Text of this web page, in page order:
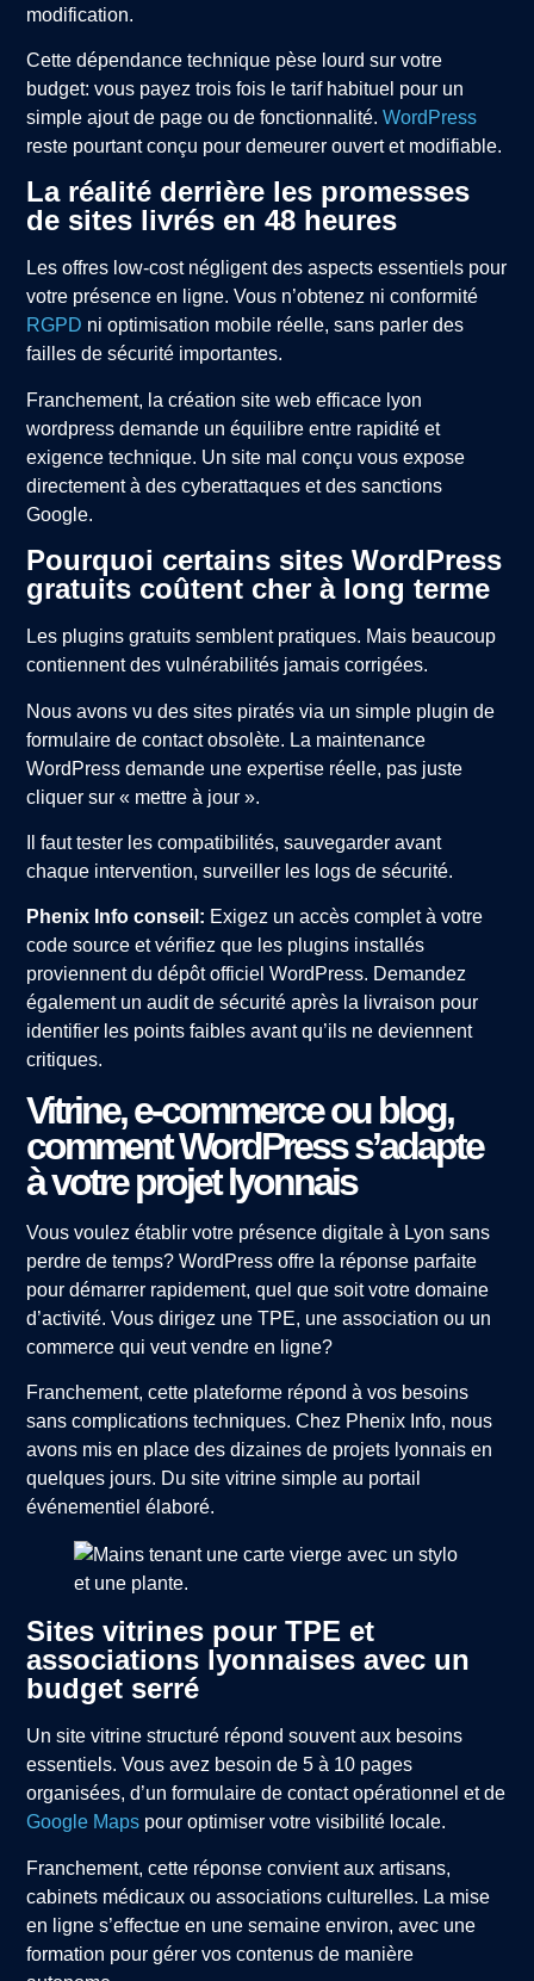
modification.
Cette dépendance technique pèse lourd sur votre
budget: vous payez trois fois le tarif habituel pour un
simple ajout de page ou de fonctionnalité.WordPress
reste pourtant conçu pour demeurer ouvert et modifiable.
La réalité derrière les promesses
de sites livrés en 48 heures
Les offres low-cost négligent des aspects essentiels pour
votre présence en ligne. Vous n’obtenez ni conformité
RGPD ni optimisation mobile réelle, sans parler des
failles de sécurité importantes.
Franchement, la création site web efficace lyon
wordpress demande un équilibre entre rapidité et
exigence technique. Un site mal conçu vous expose
directement à des cyberattaques et des sanctions
Google.
Pourquoi certains sites WordPress
gratuits coûtent cher à long terme
Les plugins gratuits semblent pratiques. Mais beaucoup
contiennent des vulnérabilités jamais corrigées.
Nous avons vu des sites piratés via un simple plugin de
formulaire de contact obsolète. La maintenance
WordPress demande une expertise réelle, pas juste
cliquer sur « mettre à jour ».
Il faut tester les compatibilités, sauvegarder avant
chaque intervention, surveiller les logs de sécurité.
Phenix Info conseil: Exigez un accès complet à votre
code source et vérifiez que les plugins installés
proviennent du dépôt officiel WordPress. Demandez
également un audit de sécurité après la livraison pour
identifier les points faibles avant qu’ils ne deviennent
critiques.
Vitrine, e-commerce ou blog,
comment WordPress s’adapte
à votre projet lyonnais
Vous voulez établir votre présence digitale à Lyon sans
perdre de temps? WordPress offre la réponse parfaite
pour démarrer rapidement, quel que soit votre domaine
d’activité. Vous dirigez une TPE, une association ou un
commerce qui veut vendre en ligne?
Franchement, cette plateforme répond à vos besoins
sans complications techniques. Chez Phenix Info, nous
avons mis en place des dizaines de projets lyonnais en
quelques jours. Du site vitrine simple au portail
événementiel élaboré.
Sites vitrines pour TPE et
associations lyonnaises avec un
budget serré
Un site vitrine structuré répond souvent aux besoins
essentiels. Vous avez besoin de 5 à 10 pages
organisées, d’un formulaire de contact opérationnel et de
Google Maps pour optimiser votre visibilité locale.
Franchement, cette réponse convient aux artisans,
cabinets médicaux ou associations culturelles. La mise
en ligne s’effectue en une semaine environ, avec une
formation pour gérer vos contenus de manière